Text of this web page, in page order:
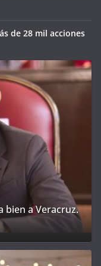
de 28 mil acciones
bien a Veracruz.